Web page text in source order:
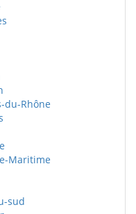
du-Rhône
Maritime
sud